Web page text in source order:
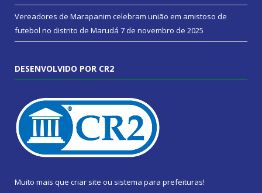
Vereadores de Marapanim celebram união em amistoso de
futebol no distrito de Marudá 7 de novembro de 2025
DESENVOLVIDO POR CR2
Muito mais que criar site ou sistema para prefeituras!